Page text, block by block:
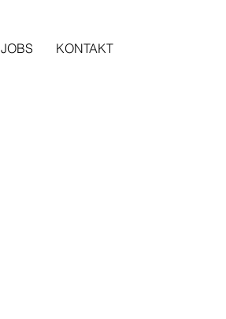
JOBS KONTAKT